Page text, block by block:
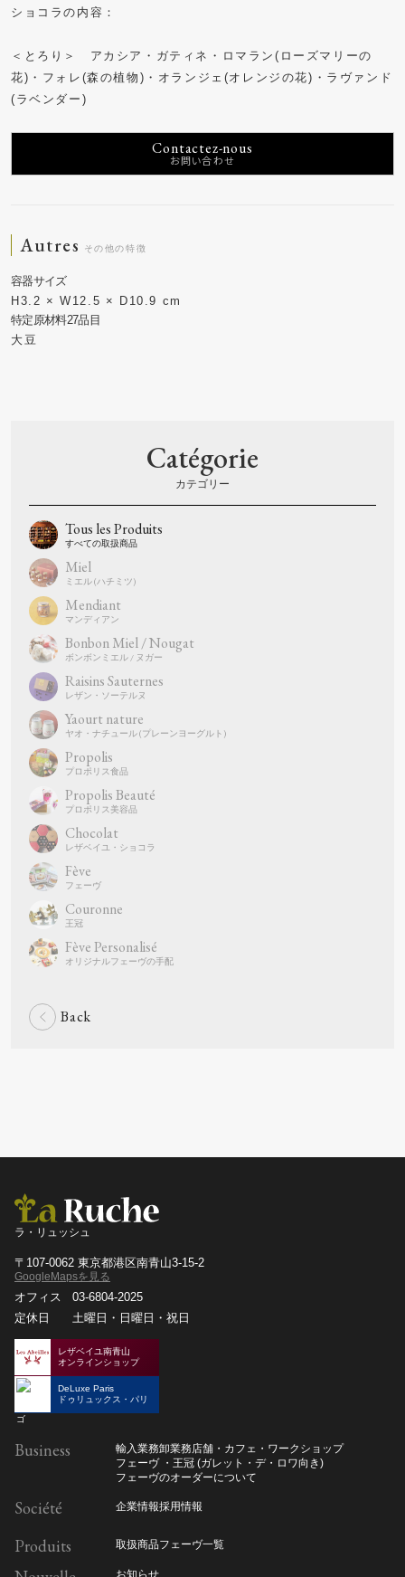
Catégorie
Tous les Produits
Bonbon Miel / Nougat
Chocolat
Couronne
Fève
Fève Personalisé
Mendiant
Miel
Propolis
Propolis Beauté
Raisins Sauternes
Yaourt nature
Back
ショコラの内容：
＜とろり＞　アカシア・ガティネ・ロマラン(ローズマリーの
花)・フォレ(森の植物)・オランジェ(オレンジの花)・ラヴァンド
(ラベンダー)
Contactez-nous
Autres
H3.2 × W12.5 × D10.9 cm
大豆
ラ・リュッシュ
〒107-0062 東京都港区南青山3-15-2
GoogleMapsを見る
オフィス
03-6804-2025
定休日
土曜日・日曜日・祝日
レザベイユ南青山
オンラインショップ
DeLuxe Paris
ドゥリュックス・パリ
Business 輸入業務卸業務店舗・カフェ・ワークショップ
フェーヴ ・王冠 (ガレット・デ・ロワ向き)
フェーヴのオーダーについて
Société 企業情報採用情報
Produits 取扱商品フェーヴ一覧
お知らせ